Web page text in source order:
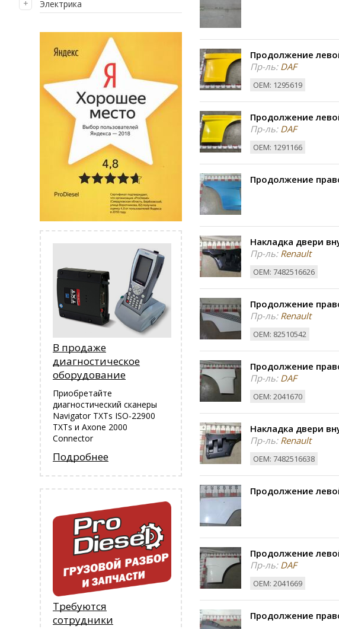
Электрика
В продаже
диагностическое
оборудование
Приобретайте
диагностический сканеры
Navigator TXTs ISO-22900
TXTs и Аxone 2000
Connector
Подробнее
Требуются
сотрудники
Продолжение
Пр-ль:DAF
ОЕМ: 1295619
Продолжение
Пр-ль:DAF
ОЕМ: 1291166
Продолжение
Накладка двери
Пр-ль:Renault
ОЕМ: 7482516626
Продолжение
Пр-ль:Renault
ОЕМ: 82510542
Продолжение
Пр-ль:DAF
ОЕМ: 2041670
Накладка двери
Пр-ль:Renault
ОЕМ: 7482516638
Продолжение
Продолжение
Пр-ль:DAF
ОЕМ: 2041669
Продолжение